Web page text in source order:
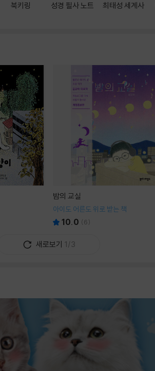
북키링 성경 필사 노트 최태성 세계사
밤의 교실
아이도 어른도 위로 받는 책
10.0 (6)
새로보기 1/3